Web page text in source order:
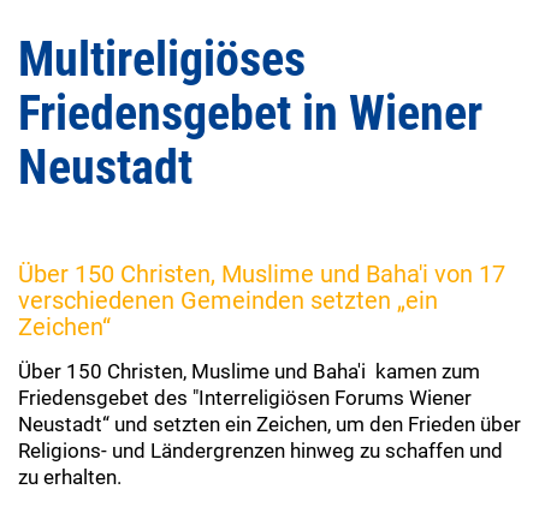
Multireligiöses
Friedensgebet in Wiener
Neustadt
Über 150 Christen, Muslime und Baha'i von 17
verschiedenen Gemeinden setzten „ein
Zeichen“
Über 150 Christen, Muslime und Baha'i kamen zum
Friedensgebet des "Interreligiösen Forums Wiener
Neustadt“ und setzten ein Zeichen, um den Frieden über
Religions- und Ländergrenzen hinweg zu schaffen und
zu erhalten.